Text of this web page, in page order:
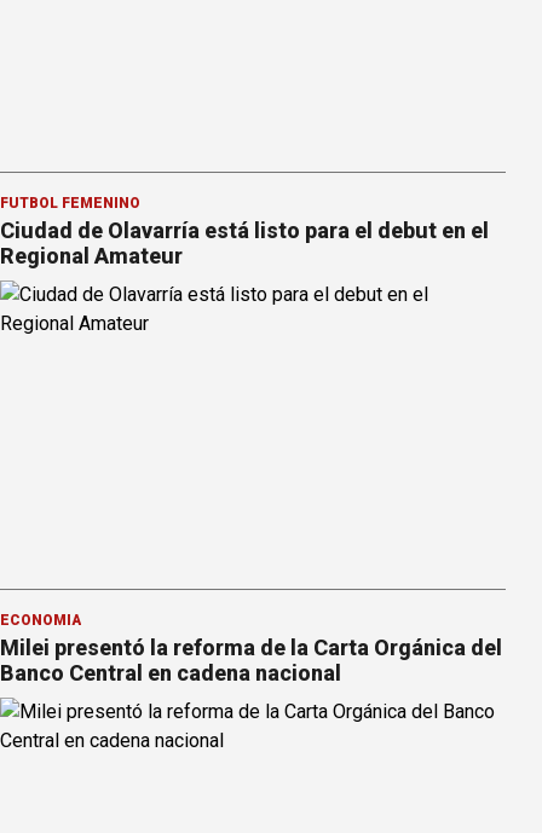
FÚTBOL FEMENINO
Ciudad de Olavarría está listo para el debut en el
Regional Amateur
ECONOMÍA
Milei presentó la reforma de la Carta Orgánica del
Banco Central en cadena nacional